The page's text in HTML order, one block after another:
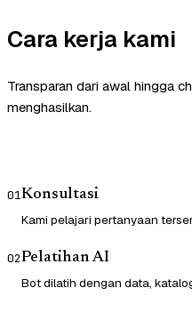
Cara kerja kami
Transparan dari awal hingga
menghasilkan.
01Konsultasi
Kami pelajari pertanyaan
02Pelatihan AI
Bot dilatih dengan data,